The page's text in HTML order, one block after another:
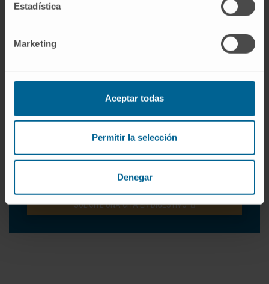
Estadística
Marketing
Aceptar todas
Permitir la selección
Denegar
caso.
Cuando la intensidad de los síntomas lo aconseje,
dirigido a
controlar el síntoma predominante y durante un
Pueden ser inhibidores de los espasmos
(espasmolíticos), estimulantes de la motilidad
antidepresivos y ansiolíticos.
SOLICITE UNA CITA EN DIGESTIVO